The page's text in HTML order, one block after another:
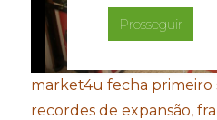
Prosseguir
market4u fecha primeiro
recordes de expansão,